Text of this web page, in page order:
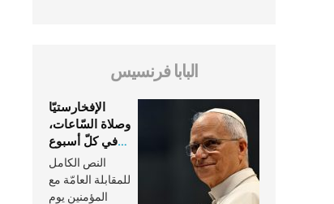
البابا فرنسيس
الإفخارستيّا
وصلاة السّاعات،
في كلّ أسبوع
وكلّ يوم، هما
النَّفَس في حياة
الكنيسة
النص الكامل
للمقابلة العامّة مع
المؤمنين يوم